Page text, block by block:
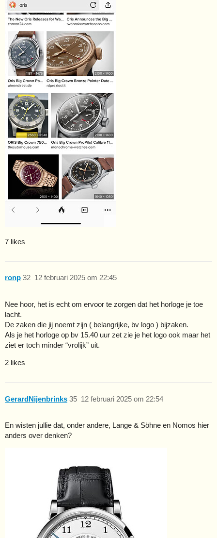
7 likes
ronp 12 februari 2025 om 22:45
32
Nee hoor, het is echt om ervoor te zorgen dat het horloge je toe
lacht.
De zaken die jij noemt zijn ( belangrijke, bv logo ) bijzaken.
Als je het horloge op bv 15.40 uur zet zie je het logo ook maar het
ziet er toch minder “vrolijk” uit.
2 likes
GerardNijenbrinks 12 februari 2025 om 22:54
35
En wisten jullie dat, onder andere, Lange & Söhne en Nomos hier
anders over denken?